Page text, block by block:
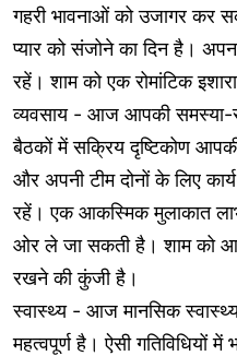
गहरी भावनाओं को उजागर कर
प्यार को संजोने का दिन है।
रहें। शाम को एक रोमांटिक
व्यवसाय - आज आपकी समस्या-
बैठकों में सक्रिय दृष्टिकोण
और अपनी टीम दोनों के लिए
रहें। एक आकस्मिक मुलाकात
ओर ले जा सकती है। शाम को
रखने की कुंजी है।
स्वास्थ्य - आज मानसिक स्वास्थ्य
महत्वपूर्ण है। ऐसी